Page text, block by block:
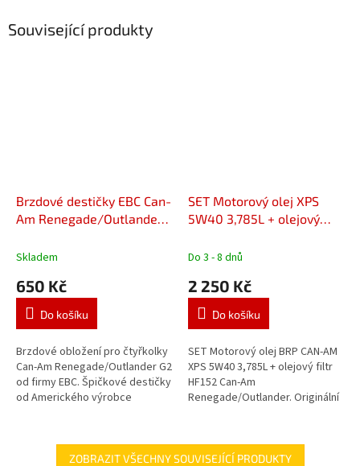
Související produkty
Brzdové destičky EBC Can-
Am Renegade/Outlander
Skladem
650 Kč
Do košíku
Brzdové obložení pro čtyřkolky
Can-Am Renegade/Outlander G2
od firmy EBC. Špičkové destičky
od Amerického výrobce
životnost a...
SET Motorový olej XPS
5W40 3,785L + olejový
Renegade/Outlander
Do 3 - 8 dnů
2 250 Kč
Do košíku
SET Motorový olej BRP CAN-AM
XPS 5W40 3,785L + olejový filtr
HF152 Can-Am
Renegade/Outlander. Originální
pro mokré...
ZOBRAZIT VŠECHNY SOUVISEJÍCÍ PRODUKTY